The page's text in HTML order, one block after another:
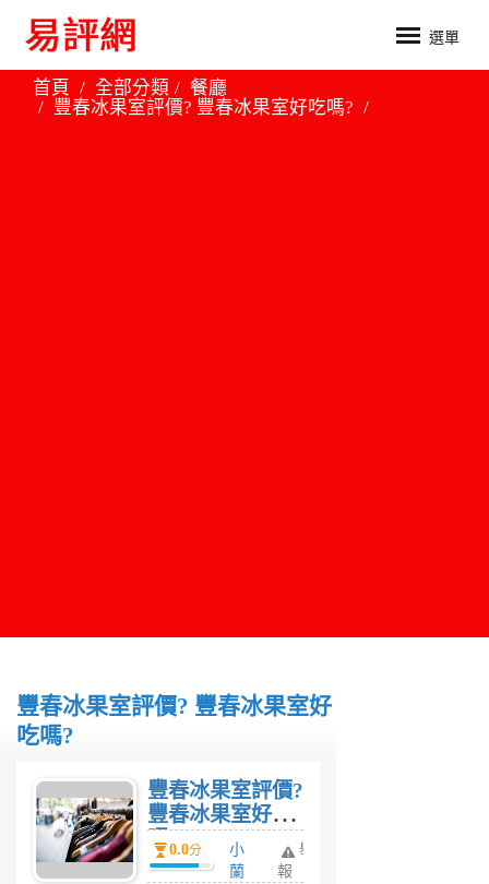
選單
首頁 全部分類
餐廳
豐春冰果室評價? 豐春冰果室好吃嗎?
豐春冰果室評價? 豐春冰果室好
吃嗎?
豐春冰果室評價?
豐春冰果室好吃
嗎?0.0分
小
蘭
舉
報